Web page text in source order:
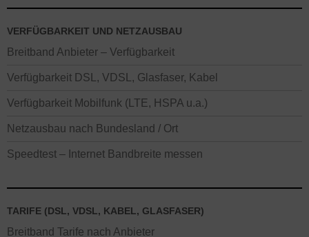
VERFÜGBARKEIT UND NETZAUSBAU
Breitband Anbieter – Verfügbarkeit
Verfügbarkeit DSL, VDSL, Glasfaser, Kabel
Verfügbarkeit Mobilfunk (LTE, HSPA u.a.)
Netzausbau nach Bundesland / Ort
Speedtest – Internet Bandbreite messen
TARIFE (DSL, VDSL, KABEL, GLASFASER)
Breitband Tarife nach Anbieter